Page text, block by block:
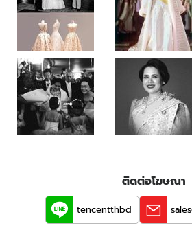
ติดต่อโฆษณา
tencentthbd